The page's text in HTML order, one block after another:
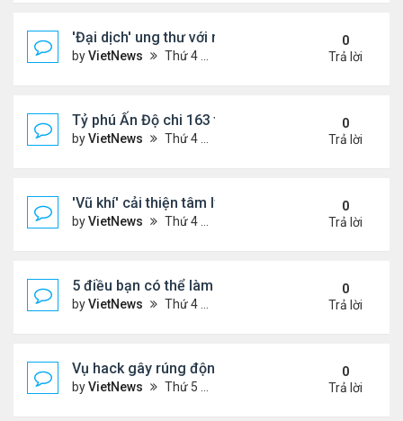
'Đại dịch' ung thư với người dưới 50 tuổi
byVietNews Thứ 4 Tháng 10 19, 2022 4:51 pm
0
Trả lời
Tỷ phú Ấn Độ chi 163 triệu USD mua biệt thự đắt
byVietNews Thứ 4 Tháng 10 19, 2022 4:44 pm
0
Trả lời
'Vũ khí' cải thiện tâm lý phụ nữ tuổi mãn kinh
byVietNews Thứ 4 Tháng 10 19, 2022 4:42 pm
0
Trả lời
5 điều bạn có thể làm để thăng tiến sự nghiệp
byVietNews Thứ 4 Tháng 10 19, 2022 4:40 pm
0
Trả lời
Vụ hack gây rúng động Australia
byVietNews Thứ 5 Tháng 9 29, 2022 4:48 pm
0
Trả lời